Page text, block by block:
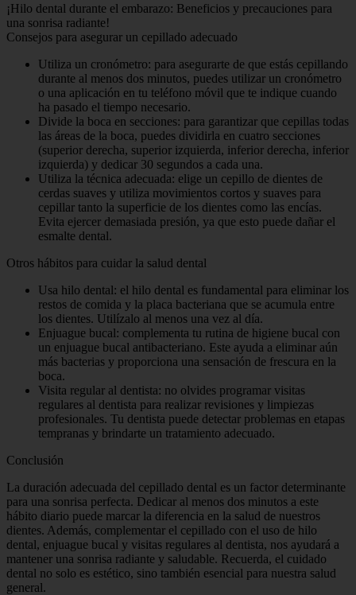
¡Hilo dental durante el embarazo: Beneficios y precauciones para
una sonrisa radiante!
Consejos para asegurar un cepillado adecuado
Utiliza un cronómetro: para asegurarte de que estás cepillando
durante al menos dos minutos, puedes utilizar un cronómetro
o una aplicación en tu teléfono móvil que te indique cuando
ha pasado el tiempo necesario.
Divide la boca en secciones: para garantizar que cepillas todas
las áreas de la boca, puedes dividirla en cuatro secciones
(superior derecha, superior izquierda, inferior derecha, inferior
izquierda) y dedicar 30 segundos a cada una.
Utiliza la técnica adecuada: elige un cepillo de dientes de
cerdas suaves y utiliza movimientos cortos y suaves para
cepillar tanto la superficie de los dientes como las encías.
Evita ejercer demasiada presión, ya que esto puede dañar el
esmalte dental.
Otros hábitos para cuidar la salud dental
Usa hilo dental: el hilo dental es fundamental para eliminar los
restos de comida y la placa bacteriana que se acumula entre
los dientes. Utilízalo al menos una vez al día.
Enjuague bucal: complementa tu rutina de higiene bucal con
un enjuague bucal antibacteriano. Este ayuda a eliminar aún
más bacterias y proporciona una sensación de frescura en la
boca.
Visita regular al dentista: no olvides programar visitas
regulares al dentista para realizar revisiones y limpiezas
profesionales. Tu dentista puede detectar problemas en etapas
tempranas y brindarte un tratamiento adecuado.
Conclusión
La duración adecuada del cepillado dental es un factor determinante
para una sonrisa perfecta. Dedicar al menos dos minutos a este
hábito diario puede marcar la diferencia en la salud de nuestros
dientes. Además, complementar el cepillado con el uso de hilo
dental, enjuague bucal y visitas regulares al dentista, nos ayudará a
mantener una sonrisa radiante y saludable. Recuerda, el cuidado
dental no solo es estético, sino también esencial para nuestra salud
general.